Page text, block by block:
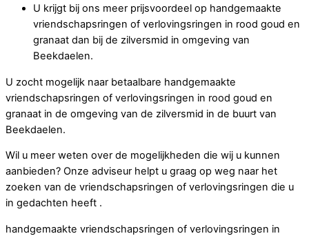
U krijgt bij ons meer prijsvoordeel op handgemaakte
vriendschapsringen of verlovingsringen in rood goud en
granaat dan bij de zilversmid in omgeving van
Beekdaelen.
U zocht mogelijk naar betaalbare handgemaakte
vriendschapsringen of verlovingsringen in rood goud en
granaat in de omgeving van de zilversmid in de buurt van
Beekdaelen.
Wil u meer weten over de mogelijkheden die wij u kunnen
aanbieden? Onze adviseur helpt u graag op weg naar het
zoeken van de vriendschapsringen of verlovingsringen die u
in gedachten heeft .
handgemaakte vriendschapsringen of verlovingsringen in